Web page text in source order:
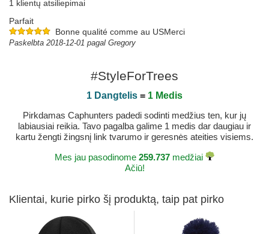
1 klientų atsiliepimai
Parfait
Bonne qualité comme au USMerci
Paskelbta 2018-12-01 pagal Gregory
#StyleForTrees
1 Dangtelis = 1 Medis
Pirkdamas Caphunters padedi sodinti medžius ten, kur jų
labiausiai reikia. Tavo pagalba galime 1 medis dar daugiau ir
kartu žengti žingsnį link tvarumo ir geresnės ateities visiems.
Mes jau pasodinome 259.737 medžiai
Ačiū!
Klientai, kurie pirko šį produktą, taip pat pirko